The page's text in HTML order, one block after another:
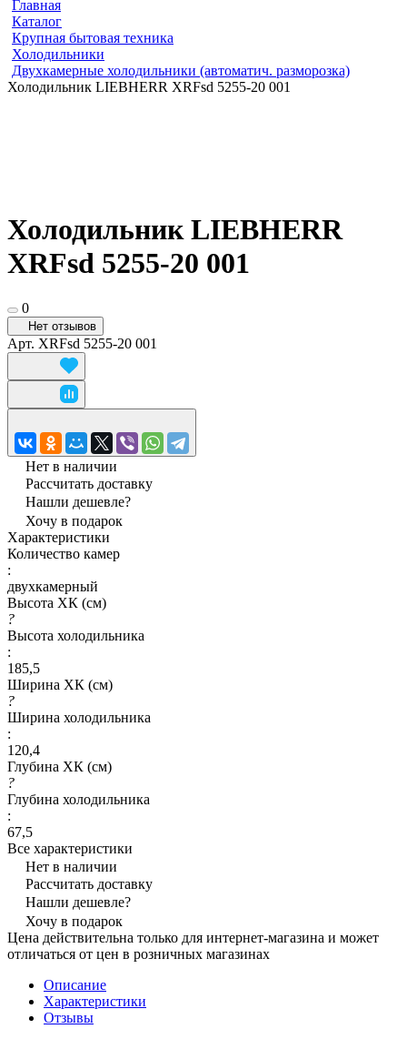
Главная
Каталог
Крупная бытовая техника
Холодильники
Двухкамерные холодильники (автоматич. разморозка)
Холодильник LIEBHERR XRFsd 5255-20 001
Холодильник LIEBHERR
XRFsd 5255-20 001
0
Нет отзывов
Арт. XRFsd 5255-20 001
Нет в наличии
Рассчитать доставку
Нашли дешевле?
Хочу в подарок
Характеристики
Количество камер
:
двухкамерный
Высота ХК (см)
?
Высота холодильника
:
185,5
Ширина ХК (см)
?
Ширина холодильника
:
120,4
Глубина ХК (см)
?
Глубина холодильника
:
67,5
Все характеристики
Нет в наличии
Рассчитать доставку
Нашли дешевле?
Хочу в подарок
Цена действительна только для интернет-магазина и может
отличаться от цен в розничных магазинах
Описание
Характеристики
Отзывы